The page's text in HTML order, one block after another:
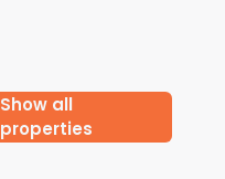
Show all
properties